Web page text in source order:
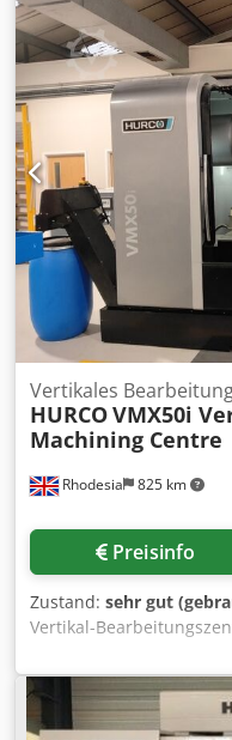
Verfahrwege
Werkzeugwechsler
Rhodesia 825 km
Vertikales
HURCOVMX50i
Machining Centre
Preisinfo
Zustand: sehr gut
Vertikal-
Verfahrwege &
Achse Verfahrweg: 660
Achse Verfahrweg: 610
Maximale